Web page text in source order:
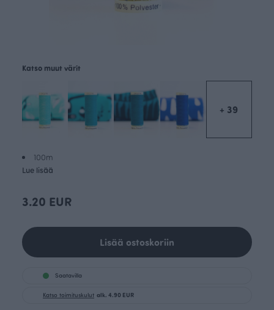
100m
Lue lisää
Katso muut värit
+ 39
3.20 EUR
Lisää ostoskoriin
Saatavilla
Katso toimituskulut alk. 4.90 EUR